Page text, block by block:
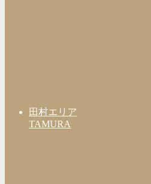
田村エリア
TAMURA